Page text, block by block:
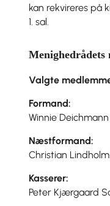
kan rekvireres på
1. sal.
Menighedrådets
Valgte
Formand:
Winnie
Næstformand:
Christian
Kasserer:
Peter Kjærgaard